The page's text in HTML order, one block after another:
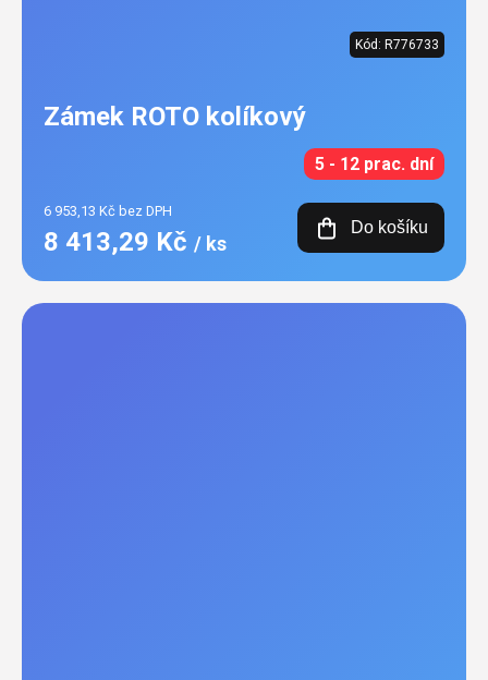
Kód: R776733
Zámek ROTO kolíkový
5 - 12 prac. dní
6 953,13 Kč bez DPH
8 413,29 Kč / ks
Do košíku